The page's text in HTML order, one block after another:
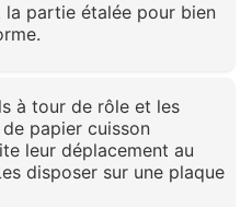
la partie étalée pour bien
à tour de rôle et les
papier cuisson
leur déplacement au
disposer sur une plaque